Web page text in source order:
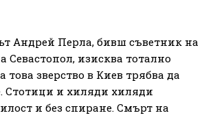
Андрей Перла, бивш съветник на
Севастопол, изисква тотално
това зверство в Киев трябва да
Стотици и хиляди хиляди
и без спиране. Смърт на